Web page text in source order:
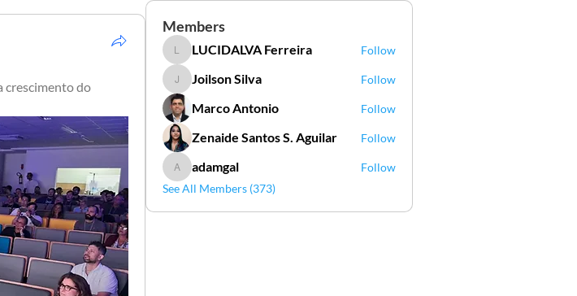
crescimento do
Members
LUCIDALVA Ferreira
LUCIDALVA Ferreira Follow
Joilson Silva
Joilson Silva Follow
Marco Antonio Follow
Zenaide Santos S. Aguilar Follow
adamgal
adamgal
Follow
See All Members (373)